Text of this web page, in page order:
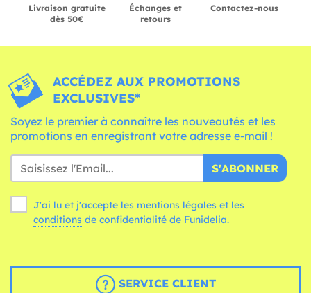
Livraison gratuite
dès 50€
Échanges et
retours
Contactez-nous
ACCÉDEZ AUX PROMOTIONS
EXCLUSIVES*
Soyez le premier à connaître les nouveautés et les
promotions en enregistrant votre adresse e-mail !
S'ABONNER
J'ai lu et j'accepte les mentions légales et les
conditions de confidentialité de Funidelia.
SERVICE CLIENT